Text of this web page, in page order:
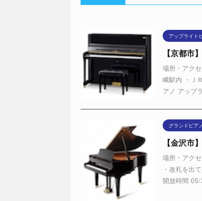
アップライト
【京都市
場所・アク
峨駅内 ・Ｊ
アノ アップ
グランドピアノ
【金沢市
場所・アク
・改札を出
開放時間